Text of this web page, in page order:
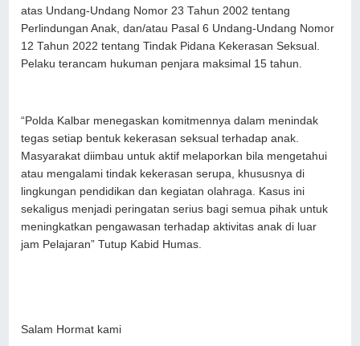
atas Undang-Undang Nomor 23 Tahun 2002 tentang
Perlindungan Anak, dan/atau Pasal 6 Undang-Undang Nomor
12 Tahun 2022 tentang Tindak Pidana Kekerasan Seksual.
Pelaku terancam hukuman penjara maksimal 15 tahun.
“Polda Kalbar menegaskan komitmennya dalam menindak
tegas setiap bentuk kekerasan seksual terhadap anak.
Masyarakat diimbau untuk aktif melaporkan bila mengetahui
atau mengalami tindak kekerasan serupa, khususnya di
lingkungan pendidikan dan kegiatan olahraga. Kasus ini
sekaligus menjadi peringatan serius bagi semua pihak untuk
meningkatkan pengawasan terhadap aktivitas anak di luar
jam Pelajaran” Tutup Kabid Humas.
Salam Hormat kami